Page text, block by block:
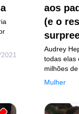
aos
(e o
Mulher
Audrey
todas elas
milhões
seus
mundial e